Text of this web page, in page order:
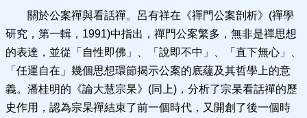
關於公案禪與看話禪。呂有祥在《禪門公案剖析》(禪學
研究，第一輯，1991)中指出，禪門公案繁多，無非是禪思想
的表達，並從「自性即佛」、「說即不中」、「直下無心」、
「任運自在」幾個思想環節揭示公案的底蘊及其哲學上的意
義。潘桂明的《論大慧宗杲》(同上)，分析了宗杲看話禪的歷
史作用，認為宗杲禪結束了前一個時代，又開創了後一個時